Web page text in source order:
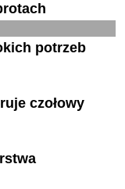
potrzeb
czołowy